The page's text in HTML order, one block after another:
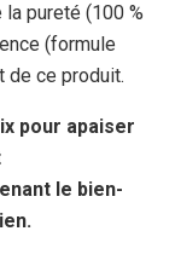
la pureté (100 %
(formule
de ce produit.
pour apaiser
le bien-